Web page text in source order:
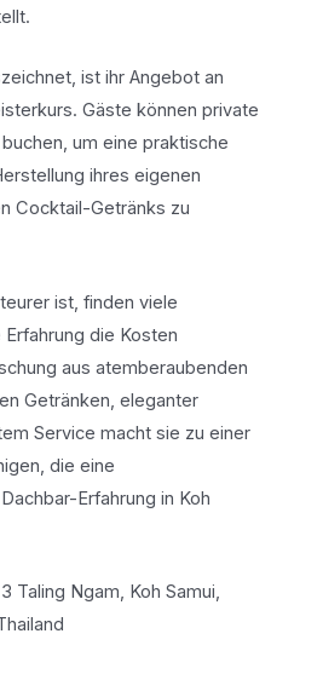
ist ihr Angebot an
Gäste können private
um eine praktische
ihres eigenen
Cocktail-Getränks zu
ist, finden viele
die Kosten
aus atemberaubenden
Getränken, eleganter
Service macht sie zu einer
die eine
Erfahrung in Koh
Taling Ngam, Koh Samui,